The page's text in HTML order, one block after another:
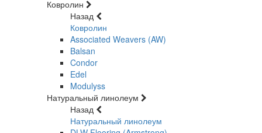
Ковролин
Назад
Ковролин
Associated Weavers (AW)
Balsan
Condor
Edel
Modulyss
Натуральный линолеум
Назад
Натуральный линолеум